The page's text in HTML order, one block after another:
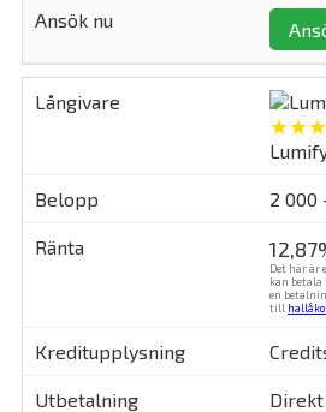
2 000
Det här är
kan
en
till
Direkt